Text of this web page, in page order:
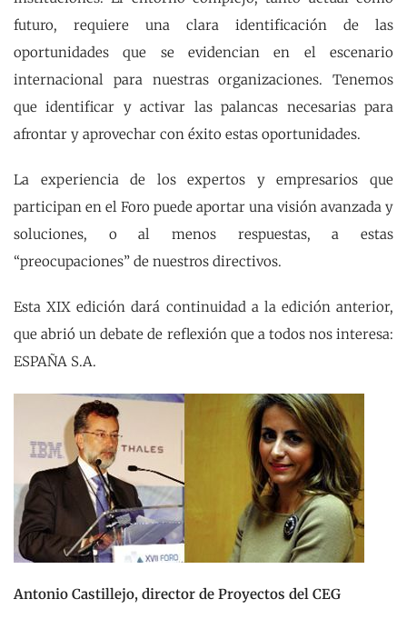
futuro, requiere una clara identificación de las
oportunidades que se evidencian en el escenario
internacional para nuestras organizaciones. Tenemos
que identificar y activar las palancas necesarias para
afrontar y aprovechar con éxito estas oportunidades.
La experiencia de los expertos y empresarios que
participan en el Foro puede aportar una visión avanzada y
soluciones, o al menos respuestas, a estas
“preocupaciones” de nuestros directivos.
Esta XIX edición dará continuidad a la edición anterior,
que abrió un debate de reflexión que a todos nos interesa:
ESPAÑA S.A.
Antonio Castillejo, director de Proyectos del CEG